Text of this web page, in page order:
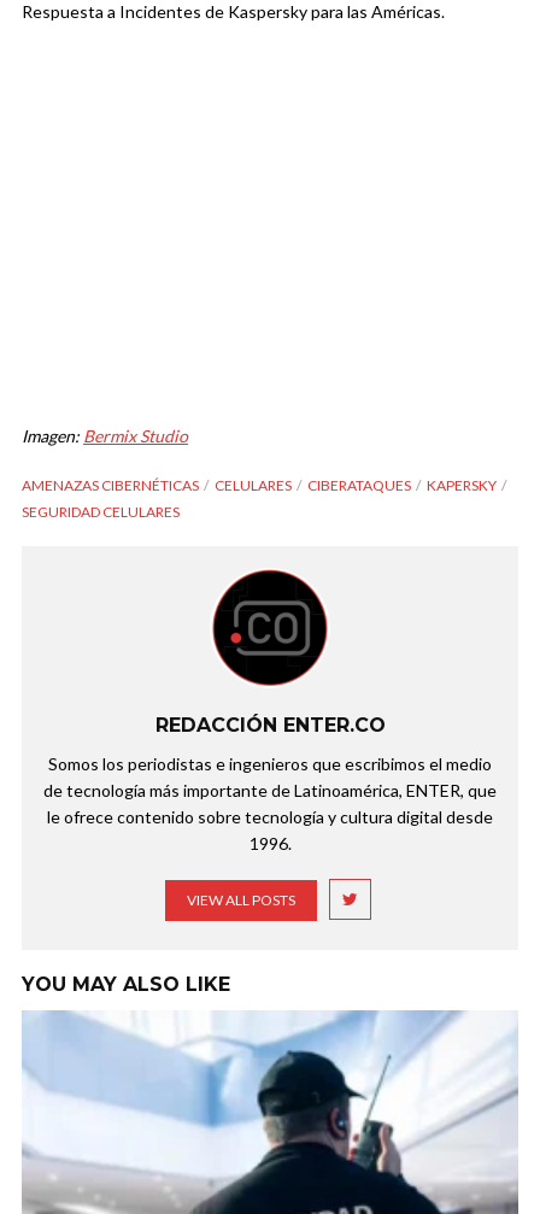
Respuesta a Incidentes de Kaspersky para las Américas.
Imagen: Bermix Studio
AMENAZAS CIBERNÉTICAS CELULARES CIBERATAQUES
KAPERSKY
SEGURIDAD CELULARES
REDACCIÓN ENTER.CO
Somos los periodistas e ingenieros que escribimos el medio
de tecnología más importante de Latinoamérica, ENTER, que
le ofrece contenido sobre tecnología y cultura digital desde
1996.
VIEW ALL POSTS
YOU MAY ALSO LIKE